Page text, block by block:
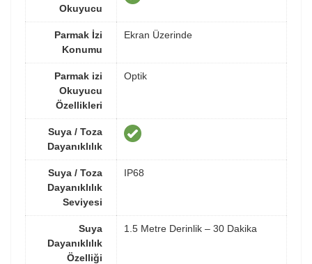
Okuyucu
Parmak İzi
Konumu
Ekran Üzerinde
Parmak izi
Okuyucu
Özellikleri
Optik
Suya / Toza
Dayanıklılık
Suya / Toza
Dayanıklılık
Seviyesi
IP68
Suya
Dayanıklılık
Özelliği
1.5 Metre Derinlik – 30 Dakika